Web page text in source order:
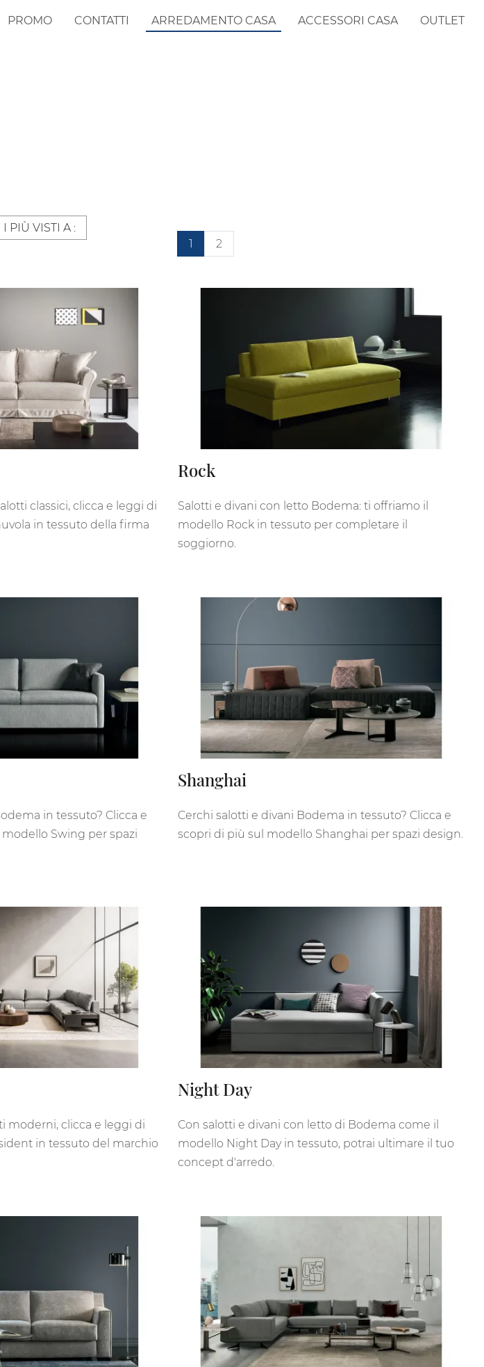
PROMO CONTATTI ARREDAMENTO CASA ACCESSORI CASA OUTLET
I PIÙ VISTI A :
1 2
classici, clicca e leggi di
in tessuto della firma
Rock
Salotti e divani con letto Bodema: ti offriamo il
modello Rock in tessuto per completare il
soggiorno.
in tessuto? Clicca e
Swing per spazi
Shanghai
Cerchi salotti e divani Bodema in tessuto? Clicca e
scopri di più sul modello Shanghai per spazi design.
moderni, clicca e leggi di
in tessuto del marchio
Night Day
Con salotti e divani con letto di Bodema come il
modello Night Day in tessuto, potrai ultimare il tuo
concept d'arredo.